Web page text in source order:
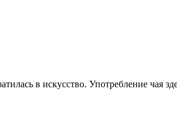
в искусство. Употребление чая